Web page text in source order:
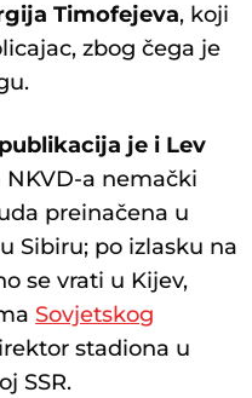
Timofejeva, koji
zbog čega je
je i Lev
NKVD-a nemački
preinačena u
Sibiru; po izlasku na
se vrati u Kijev,
Sovjetskog
stadiona u
SSR.